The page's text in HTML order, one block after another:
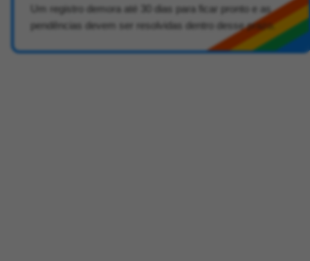
Um registro demora até 30 dias para ficar pronto e as
pendências devem ser resolvidas dentro desse prazo.